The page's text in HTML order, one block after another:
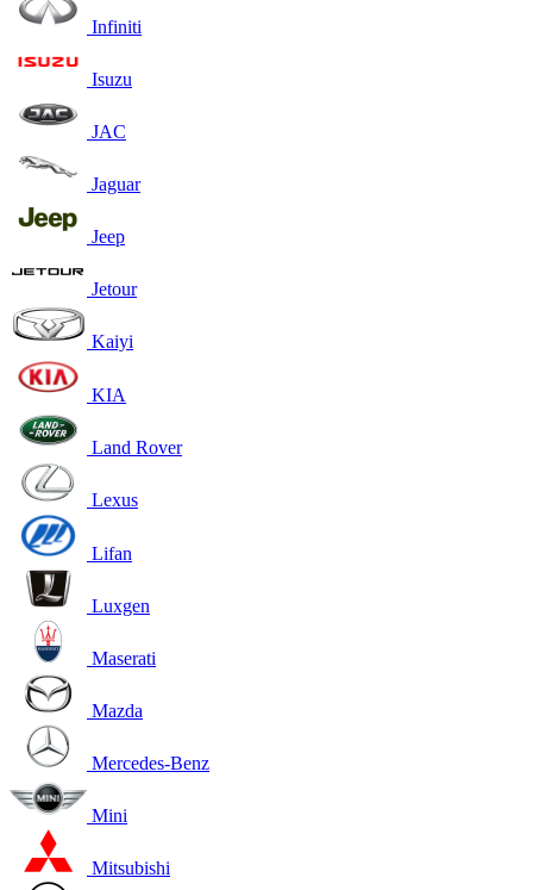
Infiniti
Isuzu
JAC
Jaguar
Jeep
Jetour
Kaiyi
KIA
Land Rover
Lexus
Lifan
Luxgen
Maserati
Mazda
Mercedes-Benz
Mini
Mitsubishi